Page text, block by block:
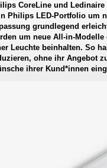
CoreLine und
Philips LED-Portfolio um
grundlegend
um neue All-in-
Leuchte beinhalten. So
ohne ihr Angebot
ihrer Kund*innen